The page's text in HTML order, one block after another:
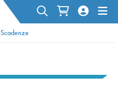
Scadenze